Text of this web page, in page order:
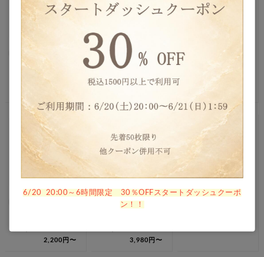
6/20 20:00～6時間限定 30％OFFスタートダッシュクーポ
ン！！
ポン｜マラソンSALE
保…
送料無料
【限定20％OFFクー
ポン｜マラソンSALE
8/11 1:59迄】★延長
2,200円〜
送料無料
8/11 1:59迄】★延長
3,980円〜